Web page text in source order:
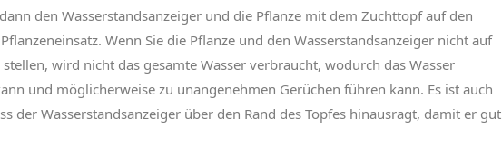
den Wasserstandsanzeiger und die Pflanze mit dem Zuchttopf auf den
Wenn Sie die Pflanze und den Wasserstandsanzeiger nicht auf
wird nicht das gesamte Wasser verbraucht, wodurch das Wasser
und möglicherweise zu unangenehmen Gerüchen führen kann. Es ist auch
der Wasserstandsanzeiger über den Rand des Topfes hinausragt, damit er gut